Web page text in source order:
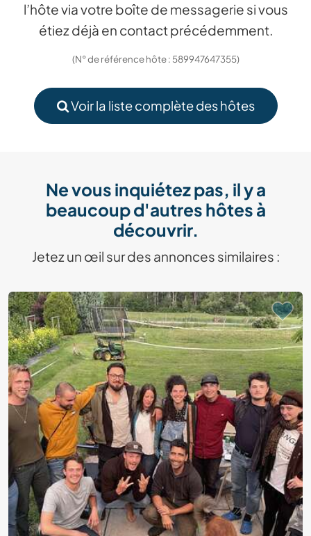
l’hôte via votre boîte de messagerie si vous
étiez déjà en contact précédemment.
(N° de référence hôte : 589947647355)
Voir la liste complète des hôtes
Ne vous inquiétez pas, il y a
beaucoup d'autres hôtes à
découvrir.
Jetez un œil sur des annonces similaires :